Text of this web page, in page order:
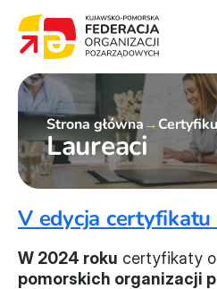
Strona główna
Aktualności
Projekty
Członkowie
English summary
Strona główna→
Laureaci
V edycja
W 2024 roku certyfikaty
pomorskich organizacji